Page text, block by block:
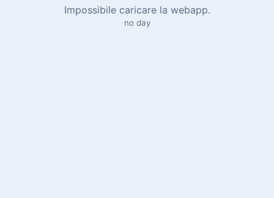
Impossibile caricare la webapp.
no day